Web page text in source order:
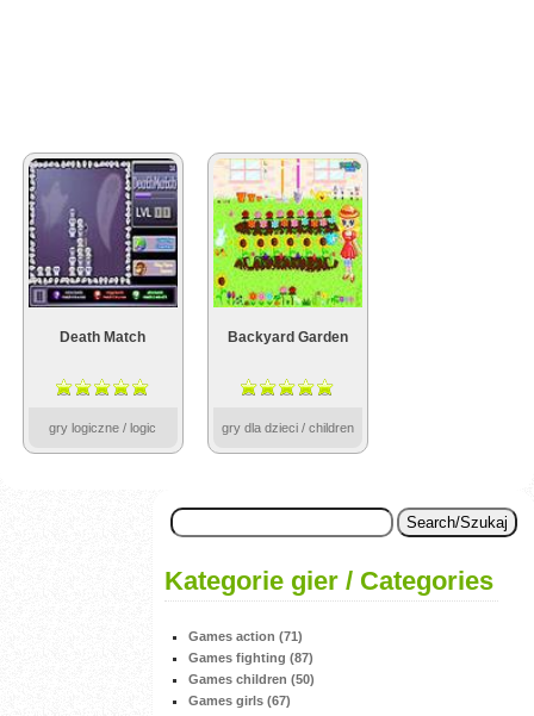
Death Match
gry logiczne / logic
Backyard Garden
gry dla dzieci / children
Kategorie gier / Categories
Games action (71)
Games fighting (87)
Games children (50)
Games girls (67)